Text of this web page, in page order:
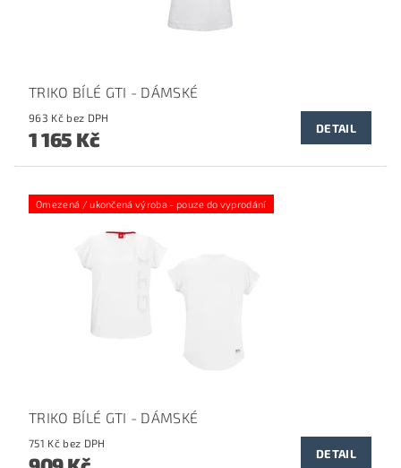
TRIKO BÍLÉ GTI - DÁMSKÉ
963 Kč bez DPH
1 165 Kč DETAIL
Omezená / ukončená výroba - pouze do vyprodání
TRIKO BÍLÉ GTI - DÁMSKÉ
751 Kč bez DPH
DETAIL